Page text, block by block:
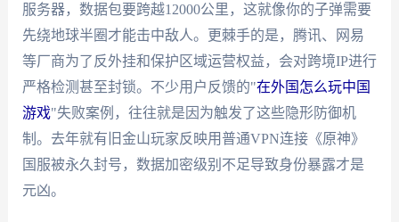
服务器，数据包要跨越12000公里，这就像你的子弹需要
先绕地球半圈才能击中敌人。更棘手的是，腾讯、网易
等厂商为了反外挂和保护区域运营权益，会对跨境IP进行
严格检测甚至封锁。不少用户反馈的"在外国怎么玩中国
游戏"失败案例，往往就是因为触发了这些隐形防御机
制。去年就有旧金山玩家反映用普通VPN连接《原神》
国服被永久封号，数据加密级别不足导致身份暴露才是
元凶。